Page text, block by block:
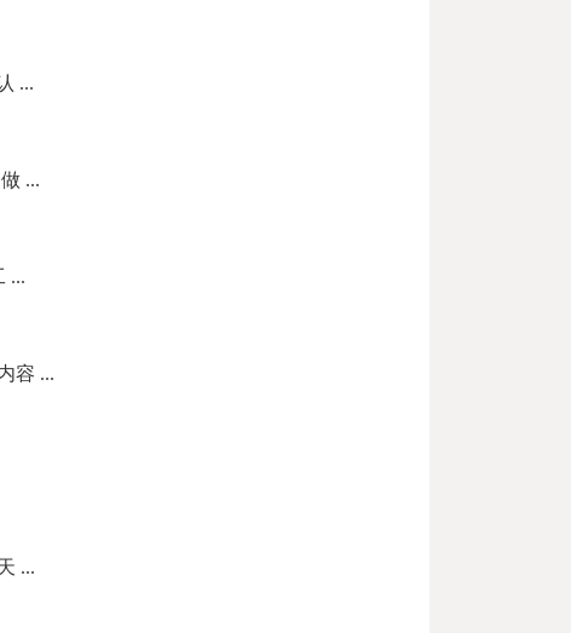
...
...
...
容 ...
...